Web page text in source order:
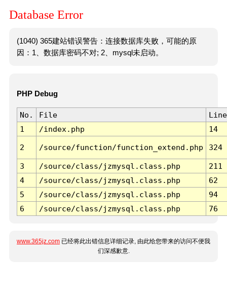
Database Error
(1040) 365建站错误警告：连接数据库失败，可能的原
因：1、数据库密码不对; 2、mysql未启动。
PHP Debug
No. File
Line
1
/index.php 14
2 /source/function/function_extend.php 324
3 /source/class/jzmysql.class.php
211
4
/source/class/jzmysql.class.php
62
5
/source/class/jzmysql.class.php
94
6
/source/class/jzmysql.class.php 76
www.365jz.com 已经将此出错信息详细记录, 由此给您带来的访问不便我
们深感歉意.